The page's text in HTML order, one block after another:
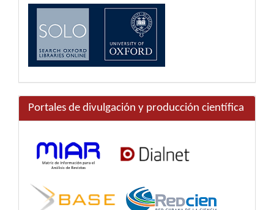
Portales de divulgación y producción científica